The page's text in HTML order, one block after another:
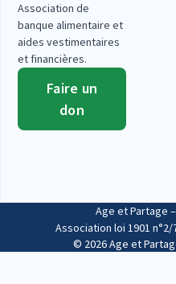
Association de
banque alimentaire et
aides vestimentaires
et financières.
Faire un
don
Age et Partage
Association loi 1901 n°2/
© 2026 Age et